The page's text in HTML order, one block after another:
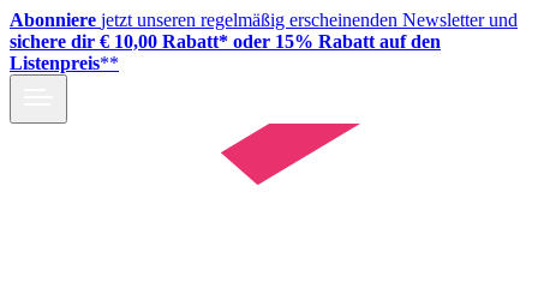
Abonniere jetzt unseren regelmäßig erscheinenden Newsletter und
sichere dir € 10,00 Rabatt* oder 15% Rabatt auf den
Listenpreis**